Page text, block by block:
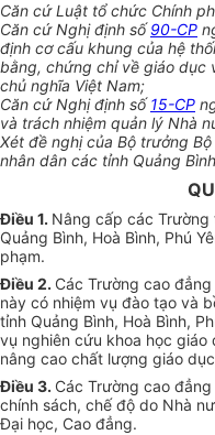
Căn cứ Luật tổ chức Chính
Căn cứ Nghị định số90-CP
định cơ cấu khung của hệ
bằng, chứng chỉ về giáo dục
chủ nghĩa Việt Nam;
Căn cứ Nghị định số15-CP
và trách nhiệm quản lý Nhà
Xét đề nghị của Bộ trưởng
nhân dân các tỉnh Quảng
Điều 1. Nâng cấp các
Quảng Bình, Hoà Bình, Phú
phạm.
Điều 2. Các Trường cao
này có nhiệm vụ đào tạo và
tỉnh Quảng Bình, Hoà Bình,
vụ nghiên cứu khoa học
nâng cao chất lượng giáo
Điều 3. Các Trường cao
chính sách, chế độ do Nhà
Đại học, Cao đẳng.